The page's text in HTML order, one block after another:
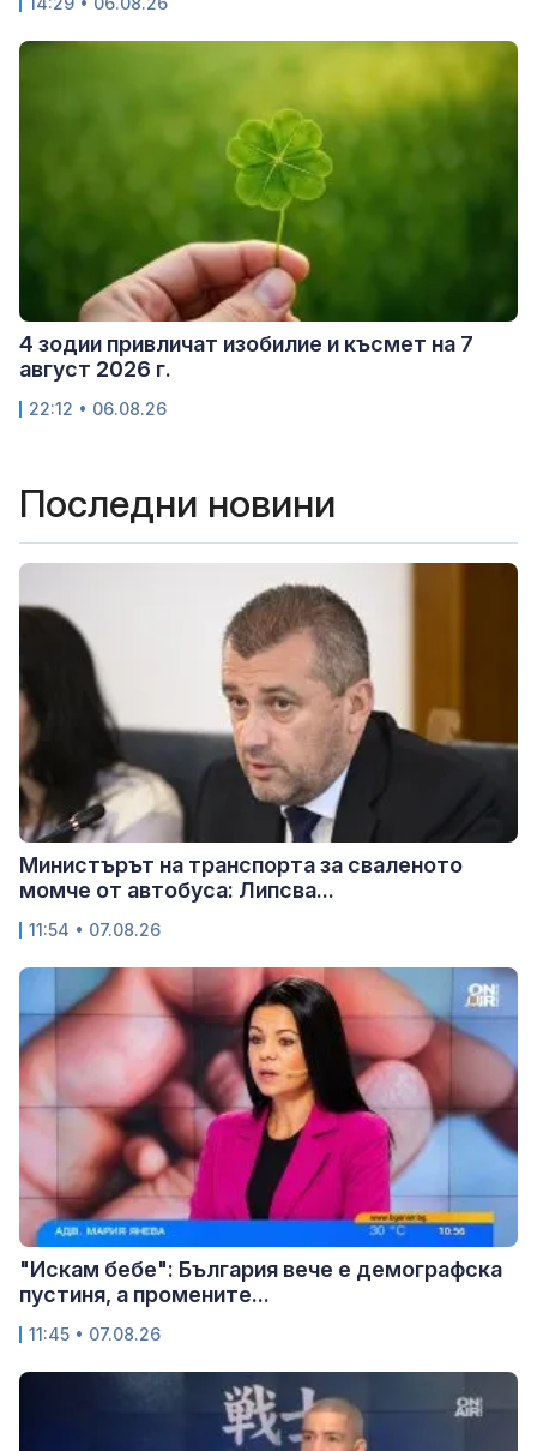
4 зодии привличат изобилие и късмет на 7
август 2026 г.
22:12 • 06.08.26
Последни новини
Министърът на транспорта за сваленото
момче от автобуса: Липсва...
11:54 • 07.08.26
"Искам бебе": България вече е демографска
пустиня, а промените...
11:45 • 07.08.26